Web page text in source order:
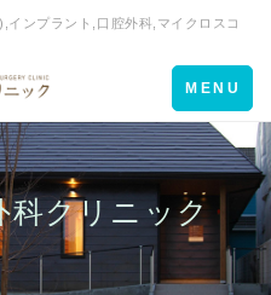
ンプラント,口腔外科,マイクロスコ
Toggle
navigation
MENU
科クリニック